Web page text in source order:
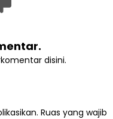
disini.
Ruas yang wajib